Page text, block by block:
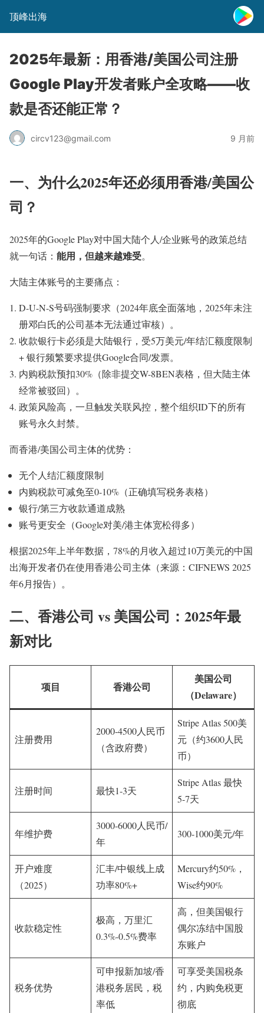
顶峰出海
2025年最新：用香港/美国公司注册
Google Play开发者账户全攻略——收
款是否还能正常？
circv123@gmail.com 9 月前
一、为什么2025年还必须用香港/美国公
司？
2025年的Google Play对中国大陆个人/企业账号的政策总结
就一句话： 能用，但越来越难受。
大陆主体账号的主要痛点：
D-U-N-S号码强制要求（2024年底全面落地，2025年未注
册邓白氏的公司基本无法通过审核）。
收款银行卡必须是大陆银行，受5万美元/年结汇额度限制
+ 银行频繁要求提供Google合同/发票。
内购税款预扣30%（除非提交W-8BEN表格，但大陆主体
经常被驳回）。
政策风险高，一旦触发关联风控，整个组织ID下的所有
账号永久封禁。
而香港/美国公司主体的优势：
无个人结汇额度限制
内购税款可减免至0-10%（正确填写税务表格）
银行/第三方收款通道成熟
账号更安全（Google对美/港主体宽松得多）
根据2025年上半年数据，78%的月收入超过10万美元的中国
出海开发者仍在使用香港公司主体（来源：CIFNEWS 2025
年6月报告）。
二、香港公司 vs 美国公司：2025年最
新对比
项目 香港公司
美国公司
（Delaware）
注册费用
2000-4500人民币
（含政府费）
Stripe Atlas 500美
元（约3600人民
币）
注册时间 最快1-3天
Stripe Atlas 最快
5-7天
年维护费
3000-6000人民币/
年
300-1000美元/年
开户难度
（2025）
汇丰/中银线上成
功率80%+
Mercury约50%，
Wise约90%
收款稳定性
极高，万里汇
0.3%-0.5%费率
高，但美国银行
偶尔冻结中国股
东账户
税务优势
可申报新加坡/香
港税务居民，税
率低
可享受美国税条
约，内购免税更
彻底